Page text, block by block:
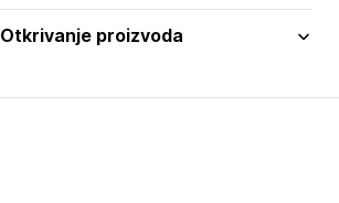
Otkrivanje proizvoda